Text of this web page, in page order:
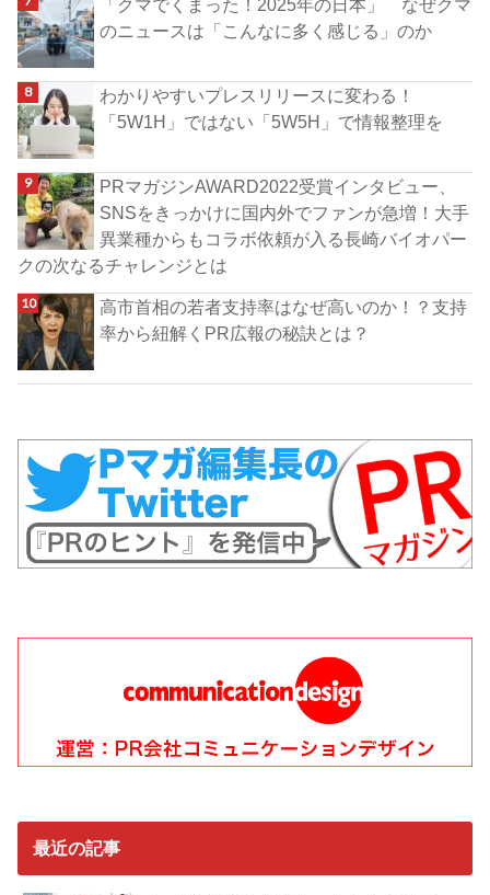
「クマでくまった！2025年の日本」 なぜクマ
のニュースは「こんなに多く感じる」のか
わかりやすいプレスリリースに変わる！
「5W1H」ではない「5W5H」で情報整理を
PRマガジンAWARD2022受賞インタビュー、
SNSをきっかけに国内外でファンが急増！大手
異業種からもコラボ依頼が入る長崎バイオパー
クの次なるチャレンジとは
高市首相の若者支持率はなぜ高いのか！？支持
率から紐解くPR広報の秘訣とは？
最近の記事